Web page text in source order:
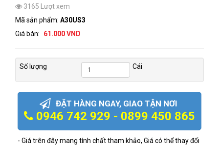
3165 Lượt xem
Mã sản phẩm: A30US3
Giá bán:
61.000 VND
Số lượng Cái
ĐẶT HÀNG NGAY, GIAO TẬN NƠI
0946 742 929 - 0899 450 865
- Giá trên đây mang tính chất tham khảo, Giá có thể thay đổi